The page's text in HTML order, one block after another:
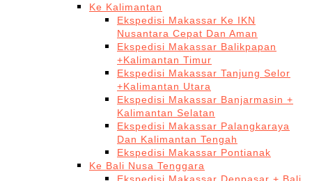
Ke Kalimantan
Ekspedisi Makassar Ke IKN
Nusantara Cepat Dan Aman
Ekspedisi Makassar Balikpapan
+Kalimantan Timur
Ekspedisi Makassar Tanjung Selor
+Kalimantan Utara
Ekspedisi Makassar Banjarmasin +
Kalimantan Selatan
Ekspedisi Makassar Palangkaraya
Dan Kalimantan Tengah
Ekspedisi Makassar Pontianak
Ke Bali Nusa Tenggara